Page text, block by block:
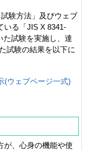
験方法」及びウェブ
いる「JIS X 8341-
試験を実施し、達
試験の結果を以下に
(ウェブページ一式)
が、心身の機能や使